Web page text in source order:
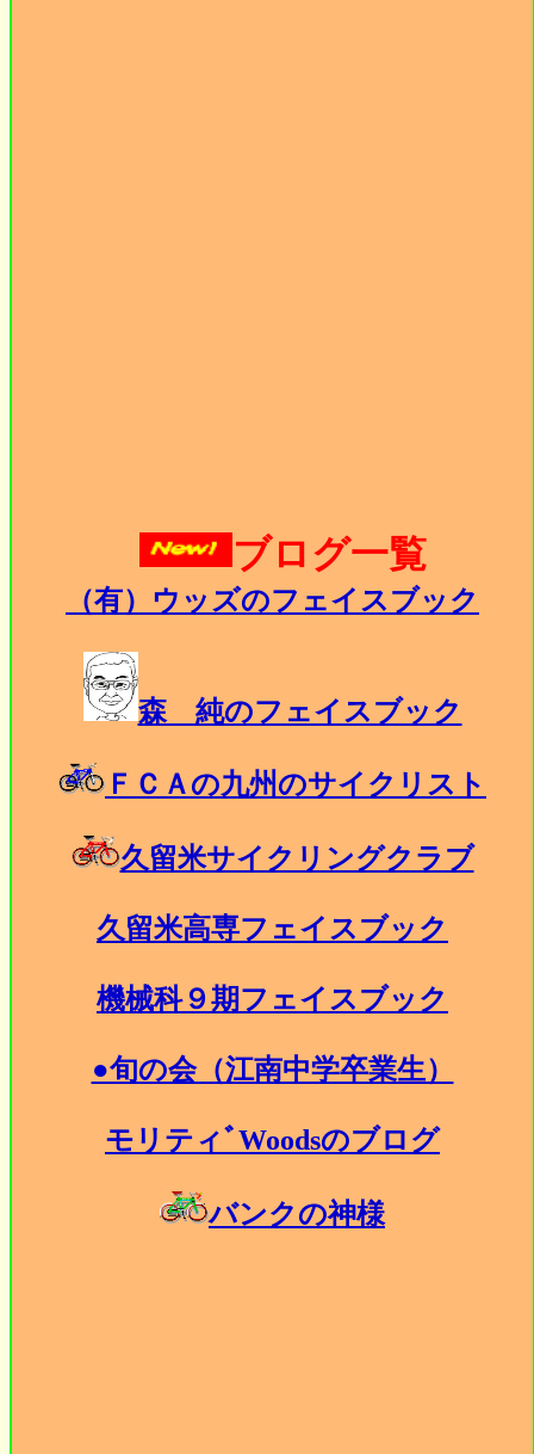
ブログ一覧
（有）ウッズのフェイスブック
森 純のフェイスブック
ＦＣＡの九州のサイクリスト
久留米サイクリングクラブ
久留米高専フェイスブック
機械科９期フェイスブック
●旬の会（江南中学卒業生）
モリティﾞWoodsのブログ
バンクの神様